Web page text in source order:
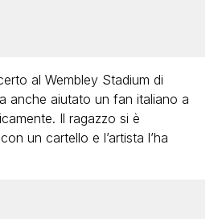
al Wembley Stadium di
anche aiutato un fan italiano a
Il ragazzo si è
un cartello e l’artista l’ha